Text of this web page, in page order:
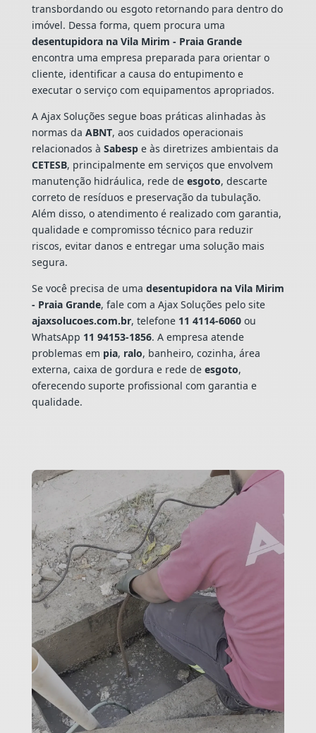
transbordando ou esgoto retornando para dentro do
imóvel. Dessa forma, quem procura uma
desentupidora na Vila Mirim - Praia Grande
encontra uma empresa preparada para orientar o
cliente, identificar a causa do entupimento e
executar o serviço com equipamentos apropriados.
A Ajax Soluções segue boas práticas alinhadas às
normas da ABNT, aos cuidados operacionais
relacionados à Sabespe às diretrizes ambientais da
CETESB, principalmente em serviços que envolvem
manutenção hidráulica, rede de esgoto, descarte
correto de resíduos e preservação da tubulação.
Além disso, o atendimento é realizado com garantia,
qualidade e compromisso técnico para reduzir
riscos, evitar danos e entregar uma solução mais
segura.
Se você precisa de uma desentupidora na Vila Mirim
- Praia Grande, fale com a Ajax Soluções pelo site
ajaxsolucoes.com.br, telefone 11 4114-6060ou
WhatsApp 11 94153-1856. A empresa atende
problemas em pia, ralo, banheiro, cozinha, área
externa, caixa de gordura e rede de esgoto,
oferecendo suporte profissional com garantia e
qualidade.